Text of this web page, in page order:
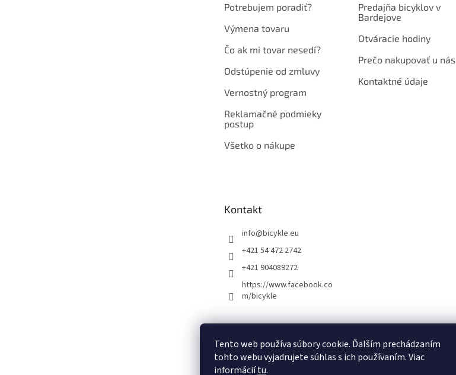
Tento web používa súbory cookie. Ďalším prechádzaním
tohto webu vyjadrujete súhlas s ich používaním. Viac
informáciítu.
Potrebujem poradiť?
Výmena tovaru
Čo ak mi tovar nesedí?
Odstúpenie od zmluvy
Vernostný program
Reklamačné podmieky
postup
Všetko o nákupe
Predajňa bicyklov v
Bardejove
Otváracie hodiny
Prečo nakupovať u nás
Kontaktné údaje
Kontakt
info@bicykle.eu
+421 54 472 2742
+421 904089272
https://www.facebook.co
m/bicykle